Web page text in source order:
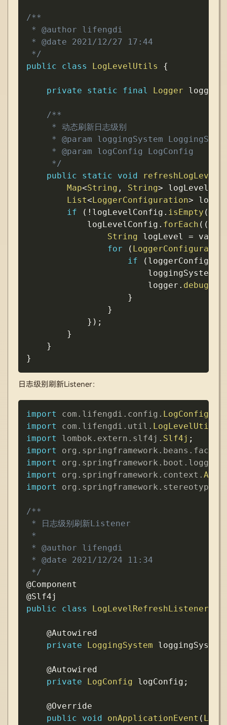
/**
* @author lifengdi
* @date 2021/12/27 17:44
*/
public
class LogLevelUtils {
private static final Logger logger
/**
     * 动态刷新日志级别
* @param loggingSystem
     * @param logConfig LogConfig
     */
public
static void refreshLogLevel
Map<String , String>
List<LoggerConfiguration>
if
( ! logLevelConfig . isEmpty (
            logLevelConfig
. forEach ( (
String logLevel = value
for
(
if
(
                        loggingSystem
                        logger
. debug
}
}
} ) ;
}
}
}
日志级别刷新Listener：
import com . lifengdi . config . LogConfig
import
com . lifengdi . util . LogLevelUtils
import
lombok . extern . slf4j . Slf4j ;
import
org . springframework . beans .
import
org . springframework . boot . logging
import
org . springframework . context .
import
org . springframework . stereotype
/**
* 日志级别刷新Listener
*
* @author lifengdi
* @date 2021/12/24 11:34
*/
@Component
@Slf4j
public
class LogLevelRefreshListener
@Autowired
private
LoggingSystem loggingSystem
@Autowired
private
LogConfig logConfig ;
@Override
public
void onApplicationEvent (
Copy